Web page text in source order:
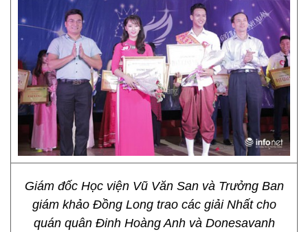
Giám đốc Học viện Vũ Văn San và Trưởng Ban
giám khảo Đồng Long trao các giải Nhất cho
quán quân Đinh Hoàng Anh và Donesavanh